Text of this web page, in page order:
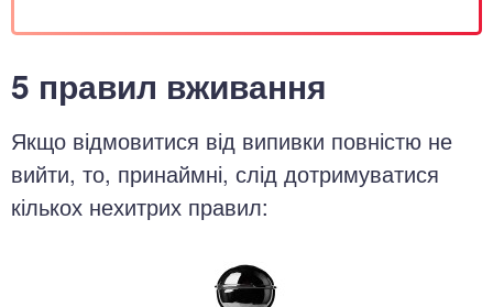
5 правил вживання
Якщо відмовитися від випивки повністю не
вийти, то, принаймні, слід дотримуватися
кількох нехитрих правил: